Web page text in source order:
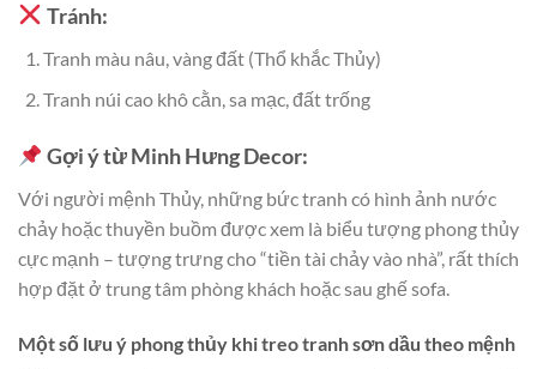
Tránh:
Tranh màu nâu, vàng đất (Thổ khắc Thủy)
Tranh núi cao khô cằn, sa mạc, đất trống
Gợi ý từ Minh Hưng Decor:
Với người mệnh Thủy, những bức tranh có hình ảnh nước
chảy hoặc thuyền buồm được xem là biểu tượng phong thủy
cực mạnh – tượng trưng cho “tiền tài chảy vào nhà”, rất thích
hợp đặt ở trung tâm phòng khách hoặc sau ghế sofa.
Một số lưu ý phong thủy khi treo tranh sơn dầu theo mệnh